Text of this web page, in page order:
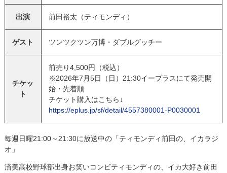
出演 前田裕太（ティモンディ）
ゲスト ツンツクツン万博・ダブルグッチー
チケッ
ト
前売り4,500円（税込）
※2026年7月5日（日）21:30イープラスにて発売開
始・先着順
チケット購入はこちら↓
https://eplus.jp/sf/detail/4557380001-P0030001
毎週日曜21:00～21:30に放送中の「ティモンディ前田の、イカラジ
オ」
済美高校野球部出身お笑いコンビティモンディの、イカ大好き前田